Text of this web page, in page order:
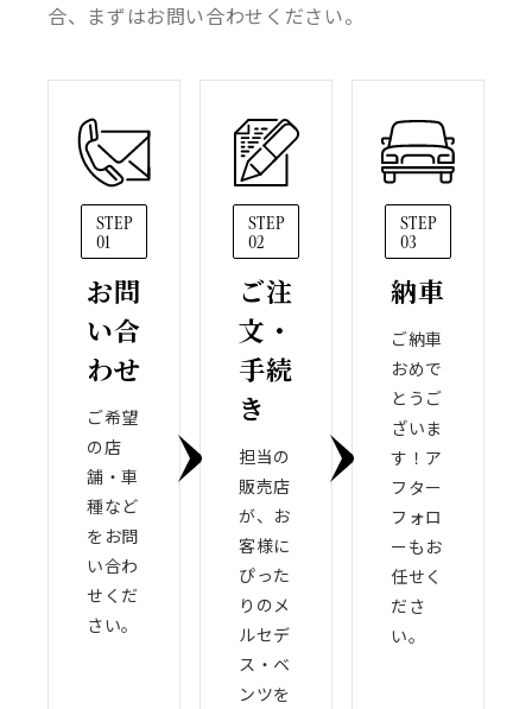
合、まずはお問い合わせください。
STEP
01
お問
い合
わせ
ご希望
の店
舗・車
種など
をお問
い合わ
せくだ
さい。
STEP
02
ご注
文・
手続
き
担当の
販売店
が、お
客様に
ぴった
りのメ
ルセデ
ス・ベ
ンツを
STEP
03
納車
ご納車
おめで
とうご
ざいま
す！ア
フター
フォロ
ーもお
任せく
ださ
い。